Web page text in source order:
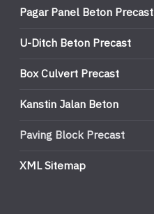
Pagar Panel Beton Precast
U-Ditch Beton Precast
Box Culvert Precast
Kanstin Jalan Beton
Paving Block Precast
XML Sitemap